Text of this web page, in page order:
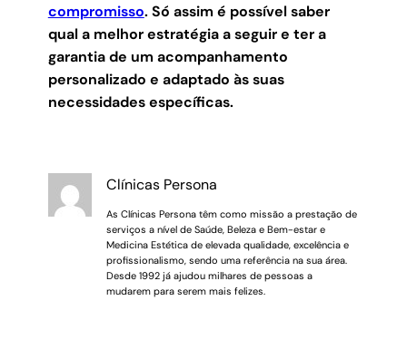
compromisso. Só assim é possível saber
qual a melhor estratégia a seguir e ter a
garantia de um acompanhamento
personalizado e adaptado às suas
necessidades específicas.
Clínicas Persona
As Clínicas Persona têm como missão a prestação de
serviços a nível de Saúde, Beleza e Bem-estar e
Medicina Estética de elevada qualidade, excelência e
profissionalismo, sendo uma referência na sua área.
Desde 1992 já ajudou milhares de pessoas a
mudarem para serem mais felizes.